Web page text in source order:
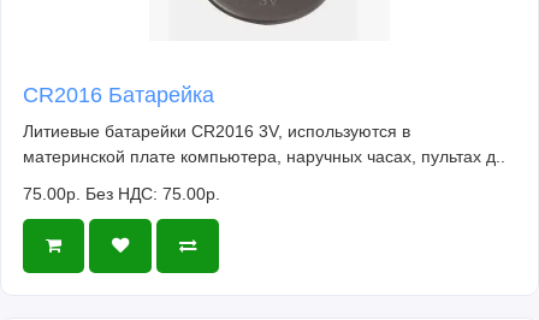
CR2016 Батарейка
Литиевые батарейки CR2016 3V, используются в
материнской плате компьютера, наручных часах, пультах д..
75.00р. Без НДС: 75.00р.